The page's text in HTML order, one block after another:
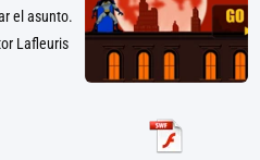
el asunto.
Lafleuris